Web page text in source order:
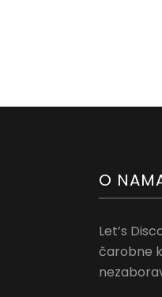
O
Let’s
čarobne